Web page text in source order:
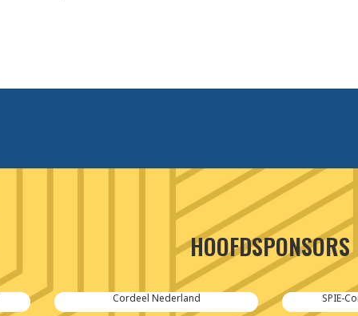
HOOFDSPONSORS
Cordeel Nederland SPIE-